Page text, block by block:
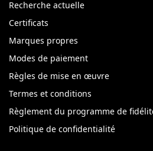
Recherche actuelle
Certificats
Marques propres
Modes de paiement
Règles de mise en œuvre
Termes et conditions
Règlement du programme de
Politique de confidentialité